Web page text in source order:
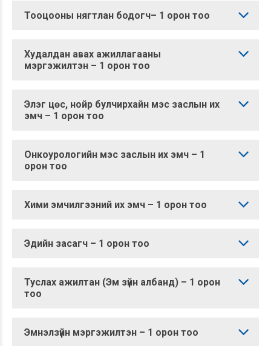
Тооцооны нягтлан бодогч– 1 орон тоо
Худалдан авах ажиллагааны
мэргэжилтэн – 1 орон тоо
Элэг цөс, нойр булчирхайн мэс заслын их
эмч – 1 орон тоо
Онкоурологийн мэс заслын их эмч – 1
орон тоо
Хими эмчилгээний их эмч – 1 орон тоо
Эдийн засагч – 1 орон тоо
Туслах ажилтан (Эм зүйн албанд) – 1 орон
тоо
Эмнэлзүйн мэргэжилтэн – 1 орон тоо